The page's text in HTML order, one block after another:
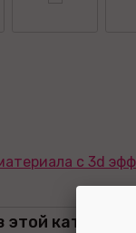
с 3d
категории: